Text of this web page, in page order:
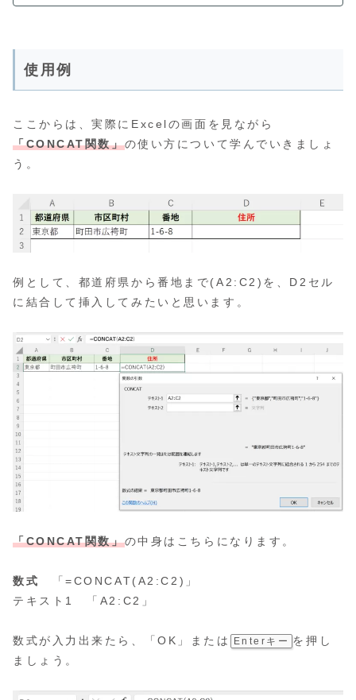
使用例
ここからは、実際にExcelの画面を見ながら
「CONCAT関数」の使い方について学んでいきましょ
う。
例として、都道府県から番地まで(A2:C2)を、D2セル
に結合して挿入してみたいと思います。
「CONCAT関数」の中身はこちらになります。
数式
「=CONCAT(A2:C2)」
テキスト1 「A2:C2」
数式が入力出来たら、「OK」または Enterキー を押し
ましょう。